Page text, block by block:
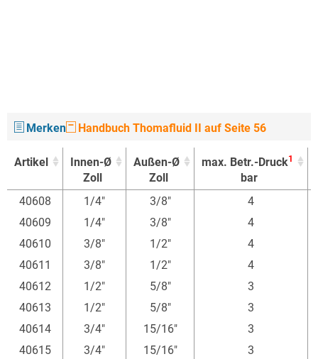
Merken Handbuch Thomafluid II auf Seite 56
Artikel
Innen-Ø
Zoll
Außen-Ø
Zoll
max. Betr.-Druck1
bar
Artikel
Innen-Ø
Außen-Ø
max. Betr.-Druck
40608 1/4" 3/8"
4
40609
1/4" 3/8"
4
40610
3/8" 1/2"
4
40611
3/8" 1/2"
4
40612
1/2" 5/8"
3
40613
1/2" 5/8"
3
40614
3/4" 15/16"
3
40615
3/4" 15/16" 3